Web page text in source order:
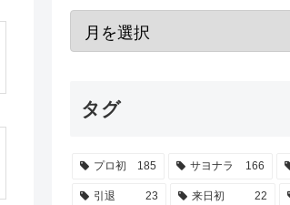
タグ
プロ初 185 サヨナラ 166
引退 23 来日初 22